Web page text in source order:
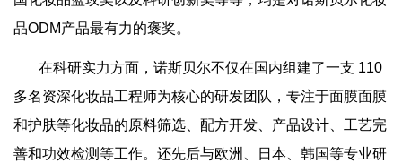
品ODM产品最有力的褒奖。
在科研实力方面，诺斯贝尔不仅在国内组建了一支 110
多名资深化妆品工程师为核心的研发团队，专注于面膜面膜
和护肤等化妆品的原料筛选、配方开发、产品设计、工艺完
善和功效检测等工作。还先后与欧洲、日本、韩国等专业研